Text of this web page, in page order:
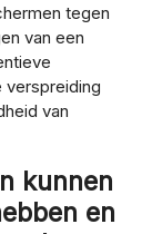
tegen
van een
verspreiding
van
kunnen
en